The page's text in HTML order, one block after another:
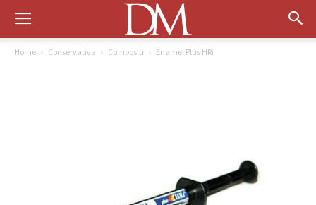
Home Conservativa Compositi Enamel Plus HRi